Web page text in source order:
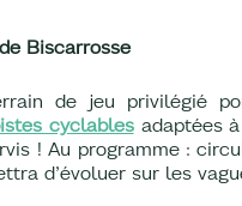
Biscarrosse
de jeu privilégié
cyclablesadaptées
! Au programme :
d’évoluer sur les